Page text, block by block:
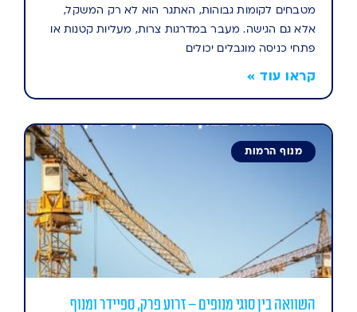
מטבחים לקומות גבוהות, האתגר הוא לא רק המשקל,
אלא גם הגישה. מעבר במדרגות צרות, מעליות קטנות או
פתחי כניסה מוגבלים יכולים
קראו עוד »
מנוף הרמות
השוואה בין סוגי מנופים – זרוע פרק, ספיידר ומנוף